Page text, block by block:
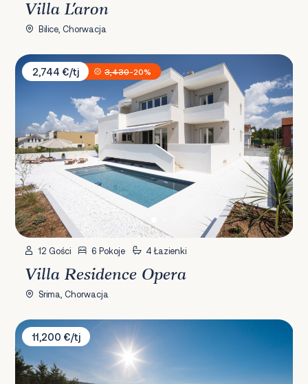
Villa L'aron
Bilice, Chorwacja
Villa Residence Opera
2,744 €/tj
3,430-20%
12 Gości 6 Pokoje 4 Łazienki
Villa Residence Opera
Srima, Chorwacja
Villa Balet
11,200 €/tj